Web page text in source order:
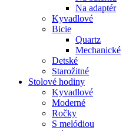
Na adaptér
Kyvadlové
Bicie
Quartz
Mechanické
Detské
Starožitné
Stolové hodiny
Kyvadlové
Moderné
Ročky
S melódiou